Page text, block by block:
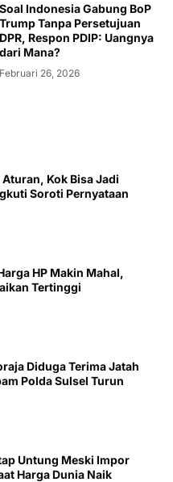
Soal Indonesia Gabung BoP
Trump Tanpa Persetujuan
DPR, Respon PDIP: Uangnya
dari Mana?
Februari 26, 2026
Aturan, Kok Bisa Jadi
Soroti Pernyataan
HP Makin Mahal,
Tertinggi
Diduga Terima Jatah
Polda Sulsel Turun
Untung Meski Impor
Harga Dunia Naik